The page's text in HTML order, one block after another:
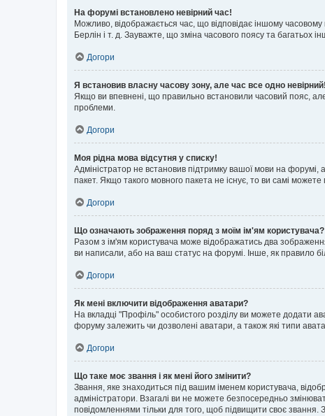
На форумі встановлено невірний час!
Можливо, відображається час, що відповідає іншому
Берлін і т. д. Зауважте, що зміна часового поясу та
Догори
Я встановив власну часову зону, але час все одно невірний!
Якщо ви впевнені, що правильно встановили часовий пояс,
проблеми.
Догори
Моя рідна мова відсутня у списку!
Адміністратор не встановив підтримку вашої мови на
пакет. Якщо такого мовного пакета не існує, то ви самі
Догори
Що означають зображення поряд з моїм ім'ям користувача?
Разом з ім'ям користувача може відображатись два
ви написали, або на ваш статус на форумі. Інше, як правило
Догори
Як мені включити відображення аватари?
На вкладці "Профіль" особистого розділу ви можете додати
форуму залежить чи дозволені аватари, а також які типи
Догори
Що таке моє звання і як мені його змінити?
Звання, яке знаходиться під вашим іменем користувача,
адміністратори. Взагалі ви не можете безпосередньо
повідомленнями тільки для того, щоб підвищити своє